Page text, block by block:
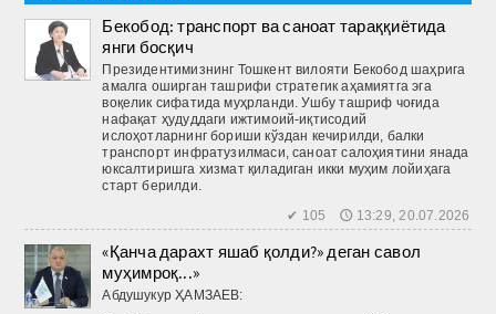
Бекобод: транспорт ва саноат тараққиётида
янги босқич
Президентимизнинг Тошкент вилояти Бекобод шаҳрига
амалга оширган ташрифи стратегик аҳамиятга эга
воқелик сифатида муҳрланди. Ушбу ташриф чоғида
нафақат ҳудуддаги ижтимоий-иқтисодий
ислоҳотларнинг бориши кўздан кечирилди, балки
транспорт инфратузилмаси, саноат салоҳиятини янада
юксалтиришга хизмат қиладиган икки муҳим лойиҳага
старт берилди.
✔ 105 🕔 13:29, 20.07.2026
«Қанча дарахт яшаб қолди?» деган савол
муҳимроқ...»
Абдушукур ҲАМЗАЕВ: